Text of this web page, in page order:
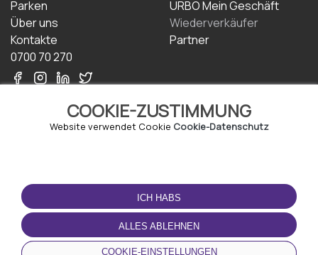
COOKIE-ZUSTIMMUNG
Website verwendet Cookie Cookie-Datenschutz
ICH HABS
ALLES ABLEHNEN
COOKIE-EINSTELLUNGEN
Parken
Über uns
Kontakte
0700 70 270
URBO Mein Geschäft
Wiederverkäufer
Partner
NUTZUNGSBEDINGUNGEN
Geschäftsbedingungen
Datenschutz-
Bestimmungen
Cookie-Richtlinie
LADEN SIE DIE APP
HERUNTER